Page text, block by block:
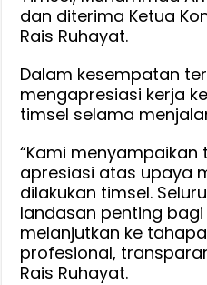
dan diterima Ketua
Rais Ruhayat.
Dalam kesempatan
mengapresiasi kerja
timsel selama
“Kami menyampaikan
apresiasi atas upaya
dilakukan timsel.
landasan penting
melanjutkan ke
profesional,
Rais Ruhayat.